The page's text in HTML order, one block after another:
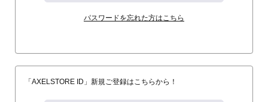
パスワードを忘れた方はこちら
「AXELSTORE ID」新規ご登録はこちらから！